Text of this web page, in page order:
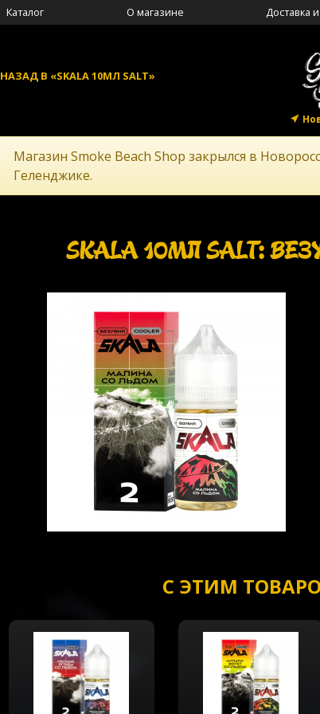
Каталог О магазине Доставка
НАЗАД В «SKALA 10МЛ SALT»
Магазин Smoke Beach Shop закрылся в
Геленджике.
SKALA 10МЛ SALT:
С ЭТИМ